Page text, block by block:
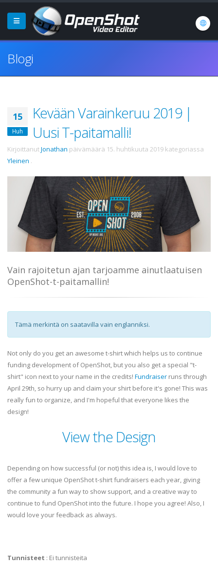
Blogi
15
Huh
Kevään Varainkeruu 2019 |
Uusi T-paitamalli!
KirjoittanutJonathan päivämäärä 15. huhtikuuta 2019 kategoriassa
Yleinen .
Vain rajoitetun ajan tarjoamme ainutlaatuisen
OpenShot-t-paitamallin!
Tämä merkintä on saatavilla vain englanniksi.
Not only do you get an awesome t-shirt which helps us to continue
funding development of OpenShot, but you also get a special "t-
shirt" icon next to your name in the credits! Fundraiser runs through
April 29th, so hurry up and claim your shirt before it's gone! This was
really fun to organize, and I'm hopeful that everyone likes the
design!
View the Design
Depending on how successful (or not) this idea is, I would love to
offer a few unique OpenShot t-shirt fundraisers each year, giving
the community a fun way to show support, and a creative way to
continue to fund OpenShot into the future. I hope you agree! Also, I
would love your feedback as always.
Tunnisteet : Ei tunnisteita